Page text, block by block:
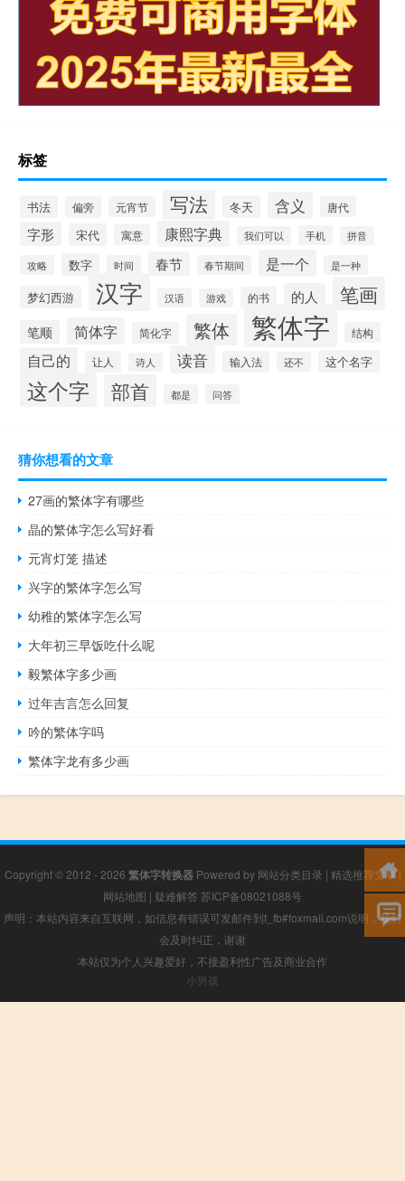
标签
书法 偏旁 元宵节 写法 冬天 含义 唐代
字形 宋代 寓意 康熙字典 我们可以 手机 拼音
攻略 数字 时间 春节 春节期间 是一个 是一种
梦幻西游 汉字 汉语 游戏 的书 的人 笔画
笔顺 简体字 简化字 繁体 繁体字 结构
自己的 让人 诗人 读音 输入法 还不 这个名字
这个字 部首 都是 问答
猜你想看的文章
27画的繁体字有哪些
晶的繁体字怎么写好看
元宵灯笼 描述
兴字的繁体字怎么写
幼稚的繁体字怎么写
大年初三早饭吃什么呢
毅繁体字多少画
过年吉言怎么回复
吟的繁体字吗
繁体字龙有多少画
Copyright © 2012 - 2026 繁体字转换器Powered by 网站分类目录 | 精选推荐文章|
网站地图 | 疑难解答 苏ICP备08021088号
声明：本站内容来自互联网，如信息有错误可发邮件到f_fb#foxmail.com说明，我们
会及时纠正，谢谢
本站仅为个人兴趣爱好，不接盈利性广告及商业合作
小男孩